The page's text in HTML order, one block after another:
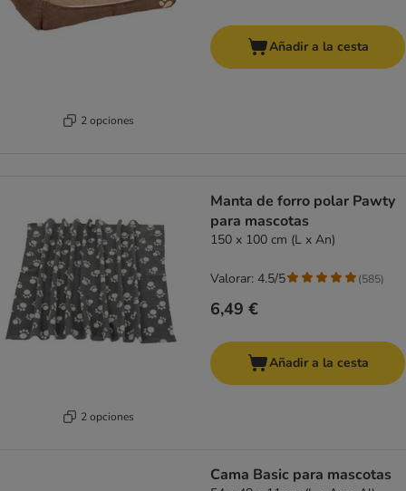
2 opciones
Añadir a la cesta
2 opciones
Manta de forro polar Pawty
para mascotas
150 x 100 cm (L x An)
6,49 €
Valorar: 4.5/5 (585)
Añadir a la cesta
Cama Basic para mascotas